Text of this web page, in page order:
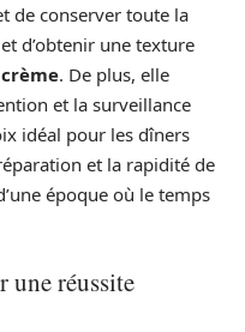
de conserver toute la
et d’obtenir une texture
crème. De plus, elle
et la surveillance
idéal pour les dîners
et la rapidité de
époque où le temps
une réussite